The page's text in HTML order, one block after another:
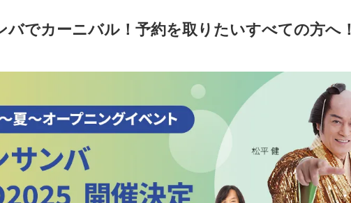
でカーニバル！予約を取りたいすべての方へ！